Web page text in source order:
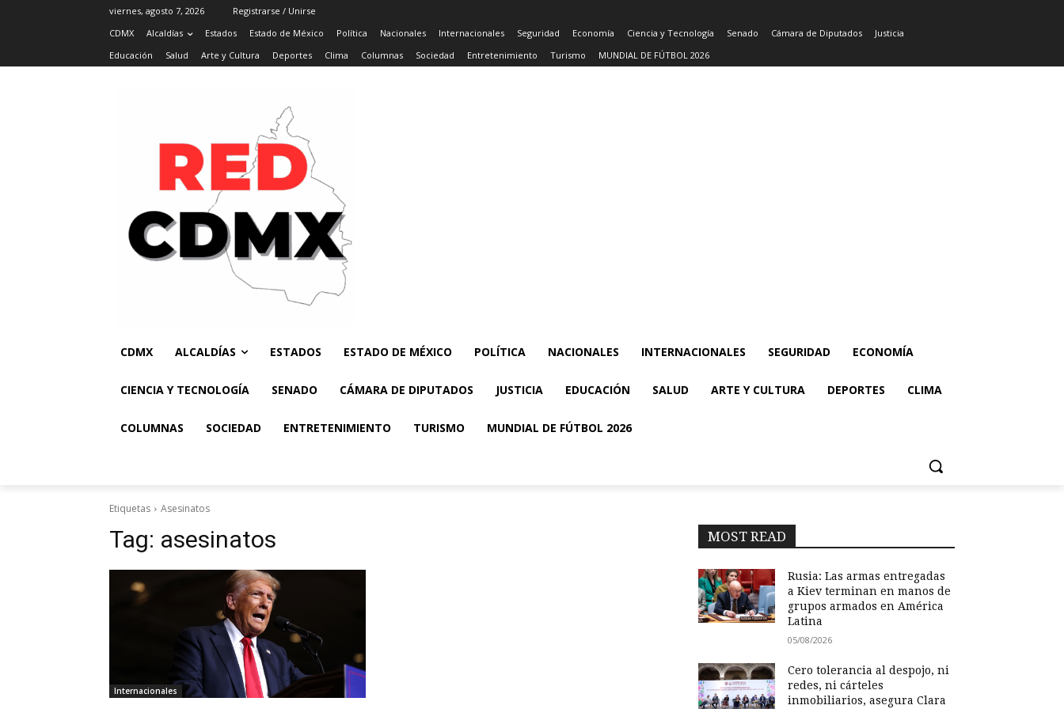
viernes, agosto 7, 2026
Registrarse / Unirse
CDMX
Alcaldías Estados Estado de México Política Nacionales Internacionales Seguridad Economía Ciencia y Tecnología Senado Cámara de Diputados
Justicia
Educación
Salud Arte y Cultura Deportes Clima Columnas Sociedad Entretenimiento Turismo MUNDIAL DE FÚTBOL 2026
CDMX ALCALDÍAS ESTADOS ESTADO DE MÉXICO POLÍTICA NACIONALES INTERNACIONALES SEGURIDAD ECONOMÍA
CIENCIA Y TECNOLOGÍA SENADO CÁMARA DE DIPUTADOS JUSTICIA EDUCACIÓN SALUD ARTE Y CULTURA DEPORTES CLIMA
COLUMNAS SOCIEDAD ENTRETENIMIENTO TURISMO MUNDIAL DE FÚTBOL 2026
Etiquetas Asesinatos
Tag: asesinatos
Internacionales
MOST READ
Rusia: Las armas entregadas
a Kiev terminan en manos de
grupos armados en América
Latina
05/08/2026
Cero tolerancia al despojo, ni
redes, ni cárteles
inmobiliarios, asegura Clara